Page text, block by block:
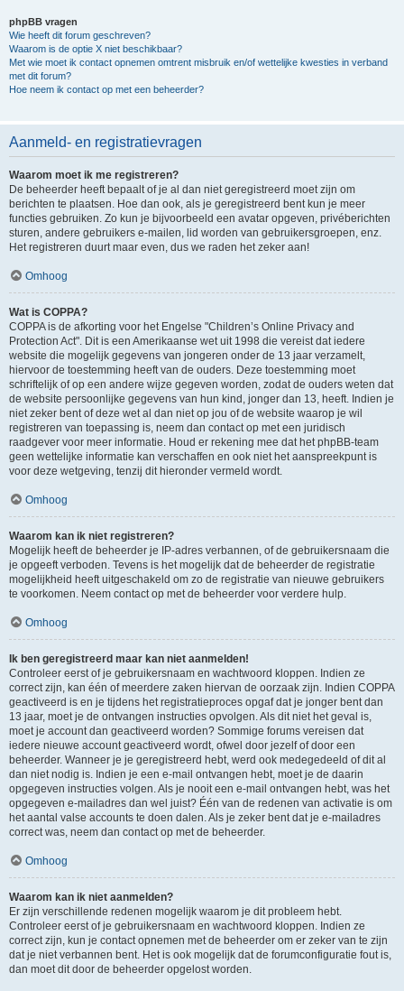
phpBB vragen
Wie heeft dit forum geschreven?
Waarom is de optie X niet beschikbaar?
Met wie moet ik contact opnemen omtrent misbruik en/of wettelijke kwesties in verband
met dit forum?
Hoe neem ik contact op met een beheerder?
Aanmeld- en registratievragen
Waarom moet ik me registreren?
De beheerder heeft bepaalt of je al dan niet geregistreerd moet zijn om
berichten te plaatsen. Hoe dan ook, als je geregistreerd bent kun je meer
functies gebruiken. Zo kun je bijvoorbeeld een avatar opgeven, privéberichten
sturen, andere gebruikers e-mailen, lid worden van gebruikersgroepen, enz.
Het registreren duurt maar even, dus we raden het zeker aan!
Omhoog
Wat is COPPA?
COPPA is de afkorting voor het Engelse "Children’s Online Privacy and
Protection Act". Dit is een Amerikaanse wet uit 1998 die vereist dat iedere
website die mogelijk gegevens van jongeren onder de 13 jaar verzamelt,
hiervoor de toestemming heeft van de ouders. Deze toestemming moet
schriftelijk of op een andere wijze gegeven worden, zodat de ouders weten dat
de website persoonlijke gegevens van hun kind, jonger dan 13, heeft. Indien je
niet zeker bent of deze wet al dan niet op jou of de website waarop je wil
registreren van toepassing is, neem dan contact op met een juridisch
raadgever voor meer informatie. Houd er rekening mee dat het phpBB-team
geen wettelijke informatie kan verschaffen en ook niet het aanspreekpunt is
voor deze wetgeving, tenzij dit hieronder vermeld wordt.
Omhoog
Waarom kan ik niet registreren?
Mogelijk heeft de beheerder je IP-adres verbannen, of de gebruikersnaam die
je opgeeft verboden. Tevens is het mogelijk dat de beheerder de registratie
mogelijkheid heeft uitgeschakeld om zo de registratie van nieuwe gebruikers
te voorkomen. Neem contact op met de beheerder voor verdere hulp.
Omhoog
Ik ben geregistreerd maar kan niet aanmelden!
Controleer eerst of je gebruikersnaam en wachtwoord kloppen. Indien ze
correct zijn, kan één of meerdere zaken hiervan de oorzaak zijn. Indien COPPA
geactiveerd is en je tijdens het registratieproces opgaf dat je jonger bent dan
13 jaar, moet je de ontvangen instructies opvolgen. Als dit niet het geval is,
moet je account dan geactiveerd worden? Sommige forums vereisen dat
iedere nieuwe account geactiveerd wordt, ofwel door jezelf of door een
beheerder. Wanneer je je geregistreerd hebt, werd ook medegedeeld of dit al
dan niet nodig is. Indien je een e-mail ontvangen hebt, moet je de daarin
opgegeven instructies volgen. Als je nooit een e-mail ontvangen hebt, was het
opgegeven e-mailadres dan wel juist? Één van de redenen van activatie is om
het aantal valse accounts te doen dalen. Als je zeker bent dat je e-mailadres
correct was, neem dan contact op met de beheerder.
Omhoog
Waarom kan ik niet aanmelden?
Er zijn verschillende redenen mogelijk waarom je dit probleem hebt.
Controleer eerst of je gebruikersnaam en wachtwoord kloppen. Indien ze
correct zijn, kun je contact opnemen met de beheerder om er zeker van te zijn
dat je niet verbannen bent. Het is ook mogelijk dat de forumconfiguratie fout is,
dan moet dit door de beheerder opgelost worden.